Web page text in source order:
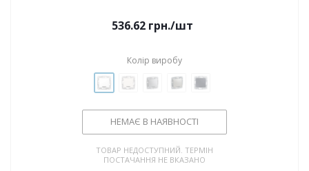
536.62грн./шт
Колір виробу
НЕМАЄ В НАЯВНОСТІ
ТОВАР НЕДОСТУПНИЙ. ТЕРМІН
ПОСТАЧАННЯ НЕ ВКАЗАНО